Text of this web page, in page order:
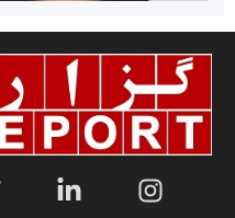
سازمان صنعت،معدن و